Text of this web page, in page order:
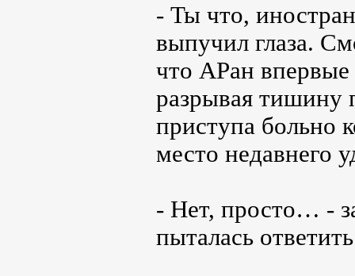
- Ты что,
выпучил глаза.
что АРан впервые
разрывая тишину
приступа больно
место недавнего
- Нет, просто… -
пыталась